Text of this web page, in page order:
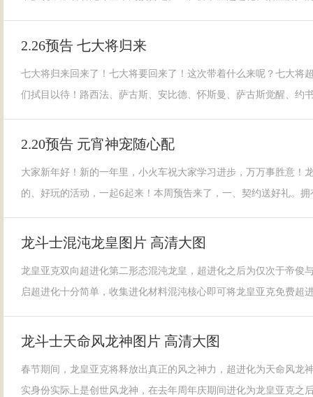
2.26预告 七大将归来
七大将归来回来了！七大将要回来了！这次带着什么来呢？七大将
们拭目以待！路西法、萨古斯、安比德、怀斯曼、萨古斯觉醒、约
2.20预告 元宵神宠随心配
大家新年好！新的一年里，小火车祝大家学习进步，万万事胜意！
的、好玩的活动，一起6起来！本周预告来了，一、契约送好礼。
龙斗士混沌龙皇图片 高清大图
龙皇亚克双向超进化第二形态混沌龙皇，超进化之后为仅次于帝俊
启超进化十分简单，收集进化材料混沌核心即可将龙皇亚克免费超
龙斗士天命风龙神图片 高清大图
春节期间，龙皇亚克将释放出真正的风之神力，超进化为天命风龙
实身份实际上是创世风龙神，在去年周年庆期间进化为龙皇亚克之